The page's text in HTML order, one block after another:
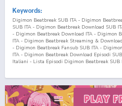
Keywords:
Digimon Beatbreak SUB ITA - Digimon
SUB ITA - Digimon Beatbreak Download SUB
- Digimon Beatbreak Download ITA - Digimon
ITA - Digimon Beatbreak Streaming &
- Digimon Beatbreak Fansub SUB ITA -
ITA - Digimon Beatbreak Download Episodi
Italiani - Lista Episodi Digimon Beatbreak
Beatbreak Download Episodio34ITA